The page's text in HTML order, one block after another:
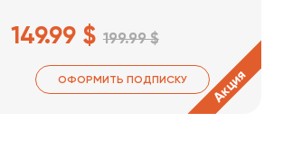
149.99 $ 199.99 $
ОФОРМИТЬ ПОДПИСКУ Акция